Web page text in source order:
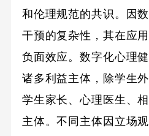
和伦理规范的共识。因
干预的复杂性，其在应
负面效应。数字化心理
诸多利益主体，除学生
学生家长、心理医生、
主体。不同主体因立场